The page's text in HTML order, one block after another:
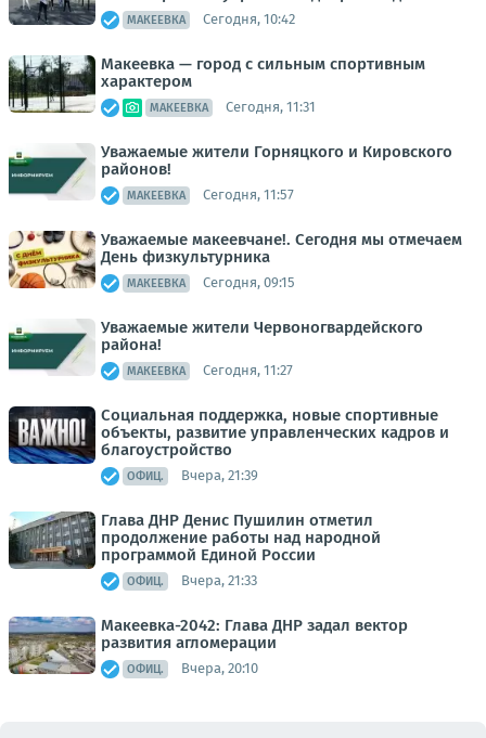
МАКЕЕВКА Сегодня, 10:42
Макеевка — город с сильным спортивным
характером
МАКЕЕВКА Сегодня, 11:31
Уважаемые жители Горняцкого и Кировского
районов!
МАКЕЕВКА Сегодня, 11:57
Уважаемые макеевчане!. Сегодня мы отмечаем
День физкультурника
МАКЕЕВКА Сегодня, 09:15
Уважаемые жители Червоногвардейского
района!
МАКЕЕВКА Сегодня, 11:27
Социальная поддержка, новые спортивные
объекты, развитие управленческих кадров и
благоустройство
ОФИЦ. Вчера, 21:39
Глава ДНР Денис Пушилин отметил
продолжение работы над народной
программой Единой России
ОФИЦ. Вчера, 21:33
Макеевка-2042: Глава ДНР задал вектор
развития агломерации
ОФИЦ. Вчера, 20:10